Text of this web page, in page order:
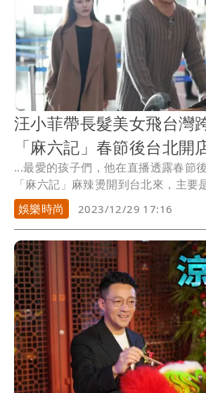
汪小菲帶長髮美女飛台灣
「麻六記」春節後台北開
...最愛的孩子們，他在直播透露春節
「麻六記」麻辣燙開到台北來，主要
子吃...
娛樂時尚 2023/12/29 17:16